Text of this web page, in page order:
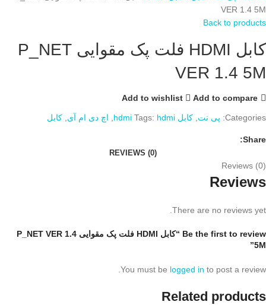
VER 1.4 5M
Back to products
کابل HDMI فلت پک مقوایی P_NET
VER 1.4 5M
Add to compare
Add to wishlist
Categories: پی نت, کابل hdmi Tags: hdmi
, اچ دی ام آی, کابل
Share:
REVIEWS (0)
Reviews (0)
Reviews
There are no reviews yet.
Be the first to review “کابل HDMI فلت پک مقوایی P_NET VER 1.4
5M”
You must be logged in to post a review.
Related products